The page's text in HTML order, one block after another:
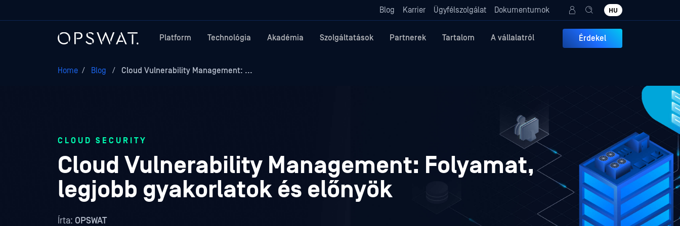
Blog Karrier Ügyfélszolgálat Dokumentumok HU
Platform Technológia Akadémia Szolgáltatások Partnerek Tartalom A vállalatról Érdekel
Home / Blog / Cloud Vulnerability Management: ...
CLOUD SECURITY
Cloud Vulnerability Management: Folyamat,
legjobb gyakorlatok és előnyök
Írta: OPSWAT